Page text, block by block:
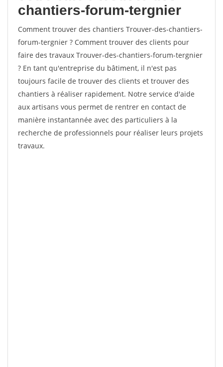
chantiers-forum-tergnier
Comment trouver des chantiers Trouver-des-chantiers-
forum-tergnier ? Comment trouver des clients pour
faire des travaux Trouver-des-chantiers-forum-tergnier
? En tant qu'entreprise du bâtiment, il n'est pas
toujours facile de trouver des clients et trouver des
chantiers à réaliser rapidement. Notre service d'aide
aux artisans vous permet de rentrer en contact de
manière instantannée avec des particuliers à la
recherche de professionnels pour réaliser leurs projets
travaux.